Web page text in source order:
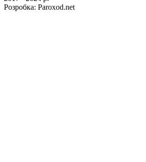
Розробка: Paroxod.net